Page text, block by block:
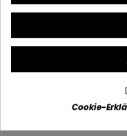
Vielleicht gefällt
Cookie-